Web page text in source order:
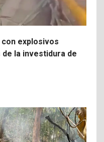
explosivos
de la investidura de